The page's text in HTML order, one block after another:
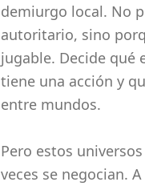
demiurgo local. No
autoritario, sino
jugable. Decide qué
tiene una acción y
entre mundos.
Pero estos
veces se negocian.